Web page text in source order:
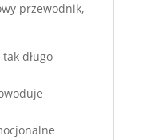
przewodnik,
długo